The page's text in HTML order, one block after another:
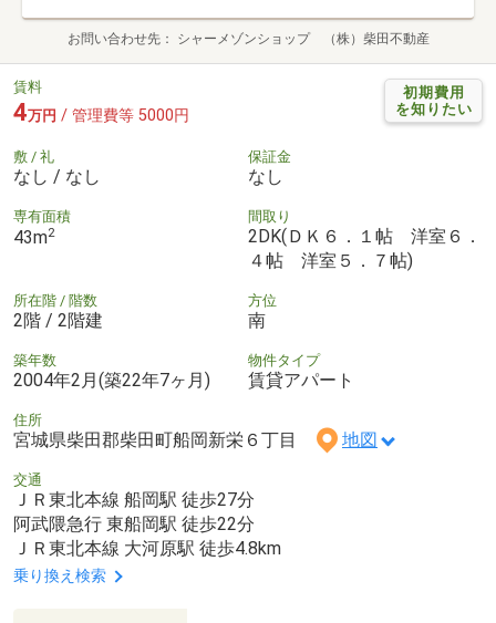
お問い合わせ先 シャーメゾンショップ （株）柴田不動産
初期費用
を知りたい
賃料
4万円 / 管理費等 5000円
敷 / 礼
なし / なし
保証金
なし
専有面積
43m2
間取り
2DK(ＤＫ６．１帖 洋室６．
４帖 洋室５．７帖)
所在階 / 階数
2階 / 2階建
方位
南
築年数
2004年2月(築22年7ヶ月)
物件タイプ
賃貸アパート
住所
宮城県柴田郡柴田町船岡新栄６丁目 地図
交通
ＪＲ東北本線 船岡駅 徒歩27分
阿武隈急行 東船岡駅 徒歩22分
ＪＲ東北本線 大河原駅 徒歩4.8km
乗り換え検索